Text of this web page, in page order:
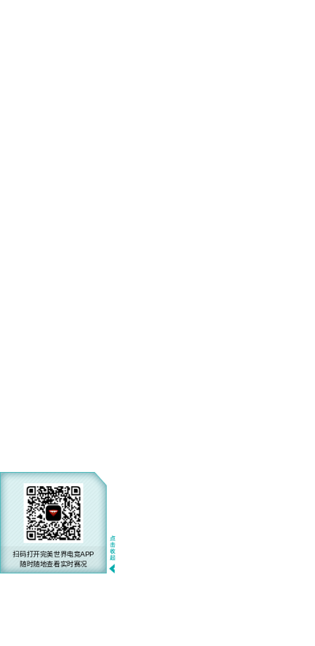
扫码打开完美世界电竞APP
随时随地查看实时赛况